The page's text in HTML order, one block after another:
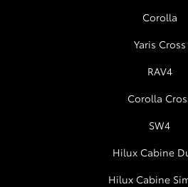
Corolla
Yaris Cross
RAV4
Corolla
SW4
Hilux Cabine
Hilux Cabine